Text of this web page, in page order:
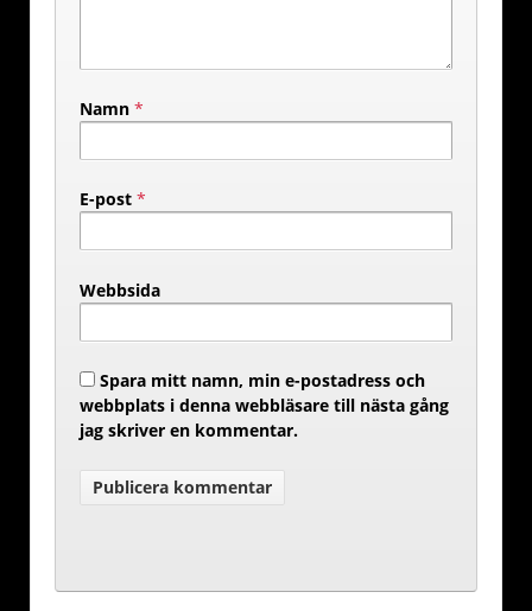
Namn *
E-post *
Webbsida
Spara mitt namn, min e-postadress och
webbplats i denna webbläsare till nästa gång
jag skriver en kommentar.